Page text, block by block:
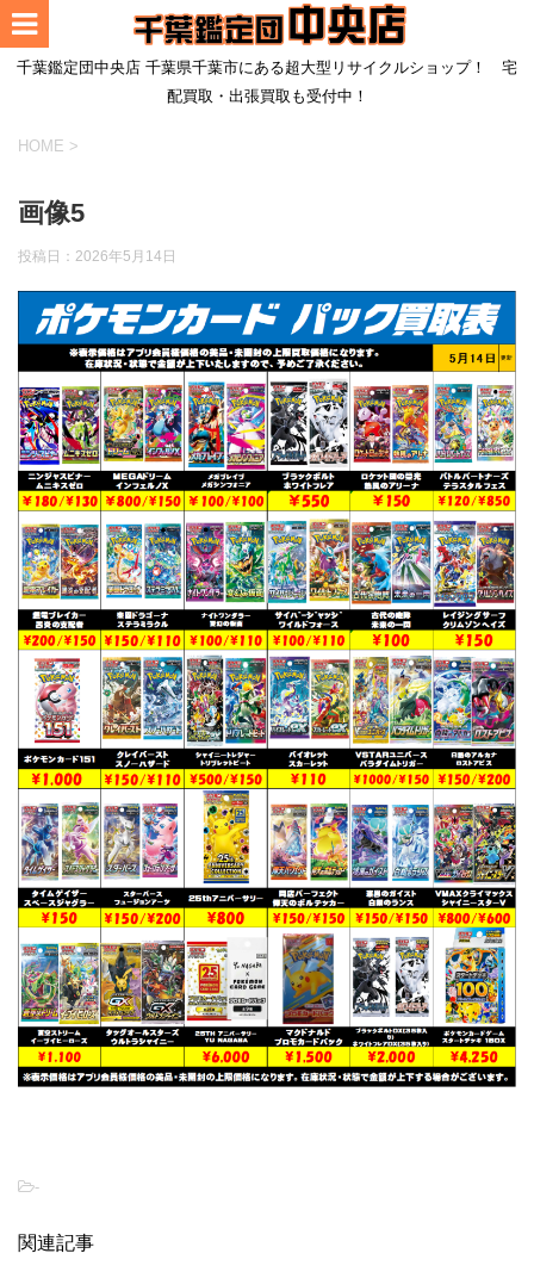
千葉鑑定団中央店 千葉県千葉市にある超大型リサイクルショップ！ 宅
配買取・出張買取も受付中！
HOME >
画像5
投稿日： 2026年5月14日
-
関連記事